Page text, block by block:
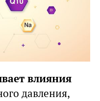
влияния
давления,